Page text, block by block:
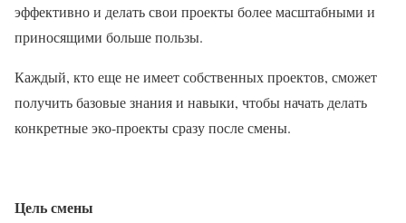
эффективно и делать свои проекты более масштабными и
приносящими больше пользы.
Каждый, кто еще не имеет собственных проектов, сможет
получить базовые знания и навыки, чтобы начать делать
конкретные эко-проекты сразу после смены.
Цель смены